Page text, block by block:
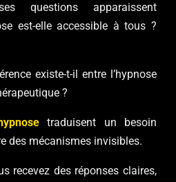
questions apparaissent
est-elle accessible à tous ?
existe-t-il entre l’hypnose
?
traduisent un besoin
des mécanismes invisibles.
recevez des réponses claires,